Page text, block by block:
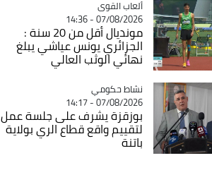
Catégorie
ألعاب القوى
07/08/2026 - 14:36
مونديال أقل من 20 سنة :
الجزائري يونس عياشي يبلغ
نهائي الوثب العالي
Catégorie
نشاط حكومي
07/08/2026 - 14:17
بوزقزة يشرف على جلسة عمل
لتقييم واقع قطاع الري بولاية
باتنة